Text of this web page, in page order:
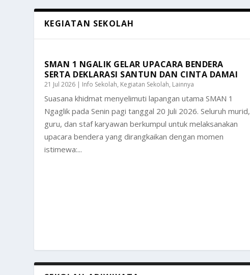
KEGIATAN SEKOLAH
SMAN 1 NGALIK GELAR UPACARA BENDERA
SERTA DEKLARASI SANTUN DAN CINTA DAMAI
21 Jul 2026 | Info Sekolah, Kegiatan Sekolah, Lainnya
Suasana khidmat menyelimuti lapangan utama SMAN 1
Ngaglik pada Senin pagi tanggal 20 Juli 2026. Seluruh murid,
guru, dan staf karyawan berkumpul untuk melaksanakan
upacara bendera yang dirangkaikan dengan momen
istimewa:...